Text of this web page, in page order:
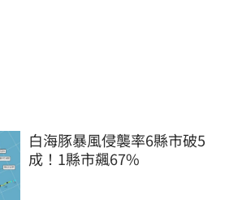
白海豚暴風侵襲率6縣市破5
成！1縣市飆67%